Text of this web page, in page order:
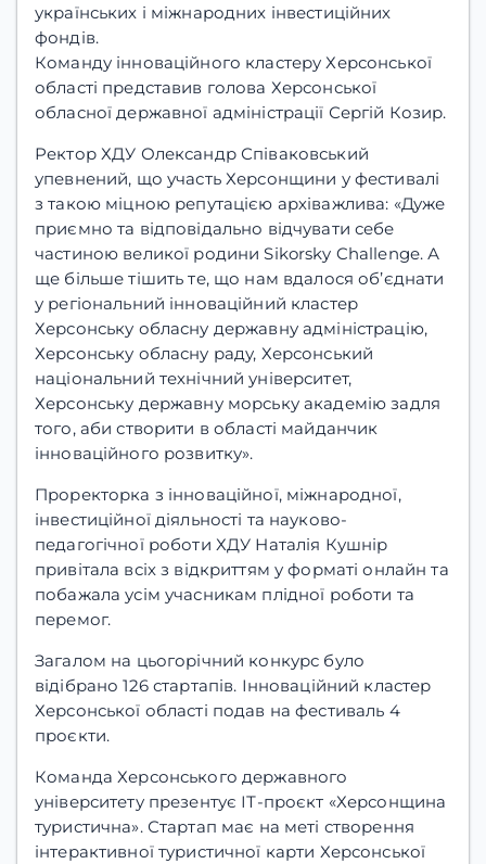
українських і міжнародних інвестиційних
фондів.
Команду інноваційного кластеру Херсонської
області представив голова Херсонської
обласної державної адміністрації Сергій Козир.
Ректор ХДУ Олександр Співаковський
упевнений, що участь Херсонщини у фестивалі
з такою міцною репутацією архіважлива: «Дуже
приємно та відповідально відчувати себе
частиною великої родини Sikorsky Challenge. А
ще більше тішить те, що нам вдалося об’єднати
у регіональний інноваційний кластер
Херсонську обласну державну адміністрацію,
Херсонську обласну раду, Херсонський
національний технічний університет,
Херсонську державну морську академію задля
того, аби створити в області майданчик
інноваційного розвитку».
Проректорка з інноваційної, міжнародної,
інвестиційної діяльності та науково-
педагогічної роботи ХДУ Наталія Кушнір
привітала всіх з відкриттям у форматі онлайн та
побажала усім учасникам плідної роботи та
перемог.
Загалом на цьогорічний конкурс було
відібрано 126 стартапів. Інноваційний кластер
Херсонської області подав на фестиваль 4
проєкти.
Команда Херсонського державного
університету презентує ІТ-проєкт «Херсонщина
туристична». Стартап має на меті створення
інтерактивної туристичної карти Херсонської